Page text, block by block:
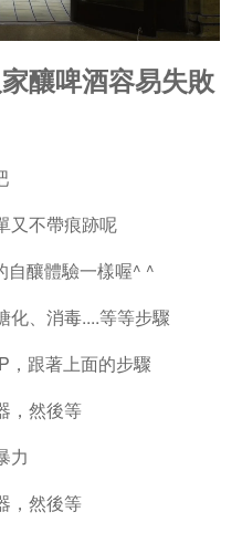
釀啤酒容易失敗
又不帶痕跡呢
自釀體驗一樣喔^ ^
化、消毒....等等步驟
，跟著上面的步驟
，然後等
力
，然後等